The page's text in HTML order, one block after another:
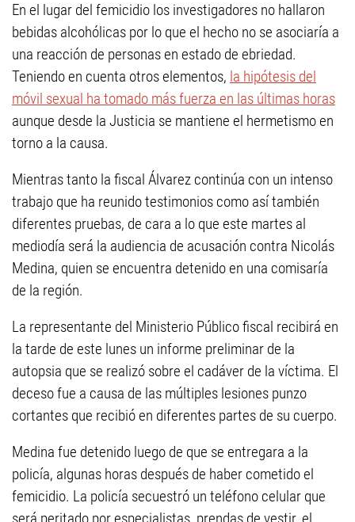
En el lugar del femicidio los investigadores no hallaron
bebidas alcohólicas por lo que el hecho no se asociaría a
una reacción de personas en estado de ebriedad.
Teniendo en cuenta otros elementos, la hipótesis del
móvil sexual ha tomado más fuerza en las últimas horas
aunque desde la Justicia se mantiene el hermetismo en
torno a la causa.
Mientras tanto la fiscal Álvarez continúa con un intenso
trabajo que ha reunido testimonios como así también
diferentes pruebas, de cara a lo que este martes al
mediodía será la audiencia de acusación contra Nicolás
Medina, quien se encuentra detenido en una comisaría
de la región.
La representante del Ministerio Público fiscal recibirá en
la tarde de este lunes un informe preliminar de la
autopsia que se realizó sobre el cadáver de la víctima. El
deceso fue a causa de las múltiples lesiones punzo
cortantes que recibió en diferentes partes de su cuerpo.
Medina fue detenido luego de que se entregara a la
policía, algunas horas después de haber cometido el
femicidio. La policía secuestró un teléfono celular que